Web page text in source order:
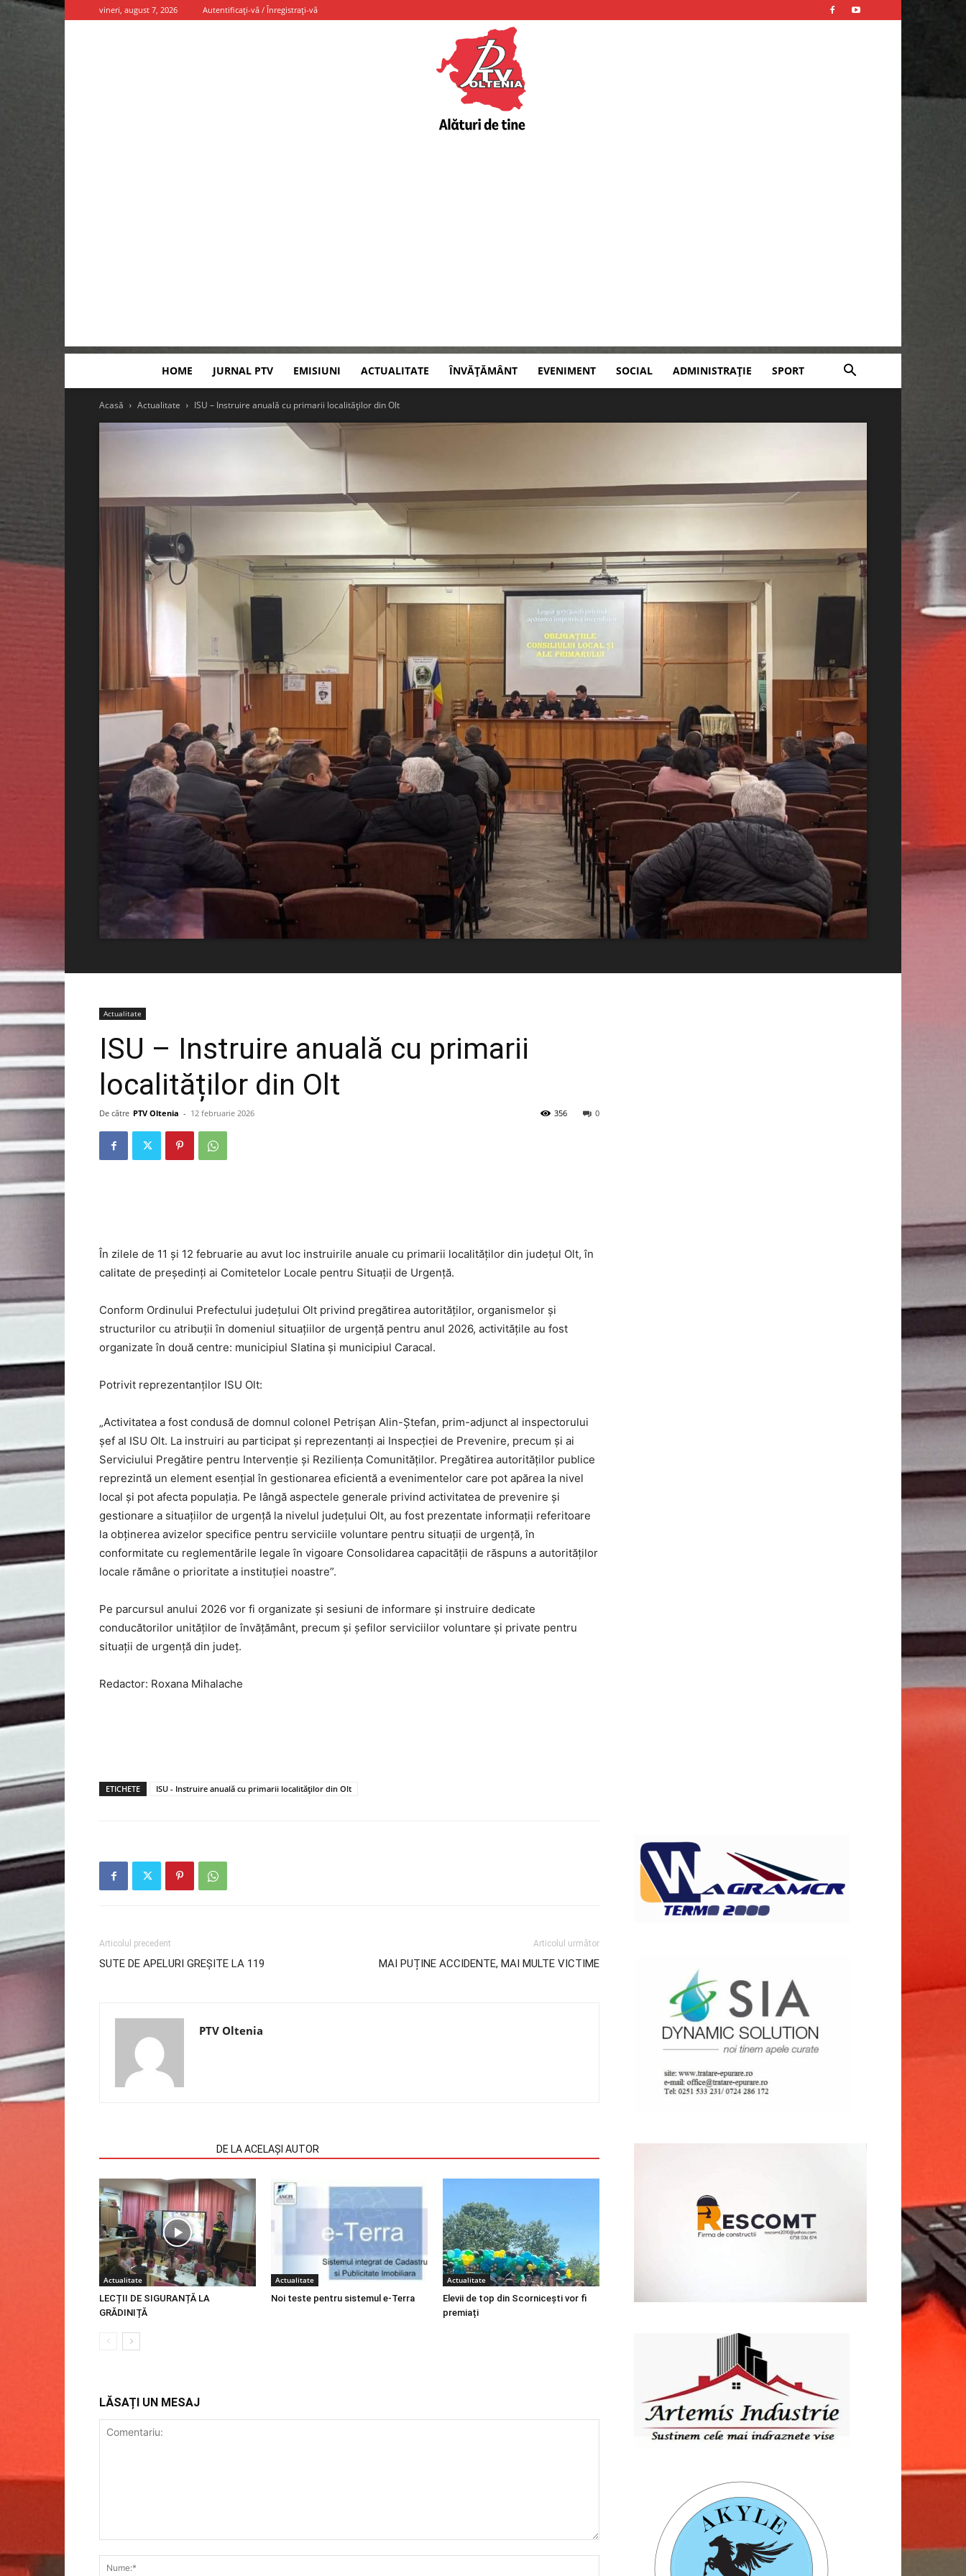
vineri, august 7, 2026 Autentificați-vă / Înregistrați-vă
HOME JURNAL PTV EMISIUNI ACTUALITATE ÎNVĂȚĂMÂNT EVENIMENT SOCIAL ADMINISTRAȚIE SPORT
Acasă Actualitate ISU – Instruire anuală cu primarii localităților din Olt
Actualitate
ISU – Instruire anuală cu primarii
localităților din Olt
De către PTV Oltenia - 12 februarie 2026 0
356
În zilele de 11 și 12 februarie au avut loc instruirile anuale cu primarii localităților din județul Olt, în
calitate de președinți ai Comitetelor Locale pentru Situații de Urgență.
Conform Ordinului Prefectului județului Olt privind pregătirea autorităților, organismelor și
structurilor cu atribuții în domeniul situațiilor de urgență pentru anul 2026, activitățile au fost
organizate în două centre: municipiul Slatina și municipiul Caracal.
Potrivit reprezentanților ISU Olt:
„Activitatea a fost condusă de domnul colonel Petrișan Alin-Ștefan, prim-adjunct al inspectorului
șef al ISU Olt. La instruiri au participat și reprezentanți ai Inspecției de Prevenire, precum și ai
Serviciului Pregătire pentru Intervenție și Reziliența Comunităților. Pregătirea autorităților publice
reprezintă un element esențial în gestionarea eficientă a evenimentelor care pot apărea la nivel
local și pot afecta populația. Pe lângă aspectele generale privind activitatea de prevenire și
gestionare a situațiilor de urgență la nivelul județului Olt, au fost prezentate informații referitoare
la obținerea avizelor specifice pentru serviciile voluntare pentru situații de urgență, în
conformitate cu reglementările legale în vigoare Consolidarea capacității de răspuns a autorităților
locale rămâne o prioritate a instituției noastre”.
Pe parcursul anului 2026 vor fi organizate și sesiuni de informare și instruire dedicate
conducătorilor unităților de învățământ, precum și șefilor serviciilor voluntare și private pentru
situații de urgență din județ.
Redactor: Roxana Mihalache
ETICHETE ISU - Instruire anuală cu primarii localităților din Olt
Articolul precedent
SUTE DE APELURI GREȘITE LA 119
Articolul următor
MAI PUȚINE ACCIDENTE, MAI MULTE VICTIME
PTV Oltenia
DE LA ACELAȘI AUTOR
Actualitate
LECȚII DE SIGURANȚĂ LA
GRĂDINIȚĂ
Actualitate
Noi teste pentru sistemul e-Terra
Actualitate
Elevii de top din Scornicești vor fi
premiați
LĂSAȚI UN MESAJ